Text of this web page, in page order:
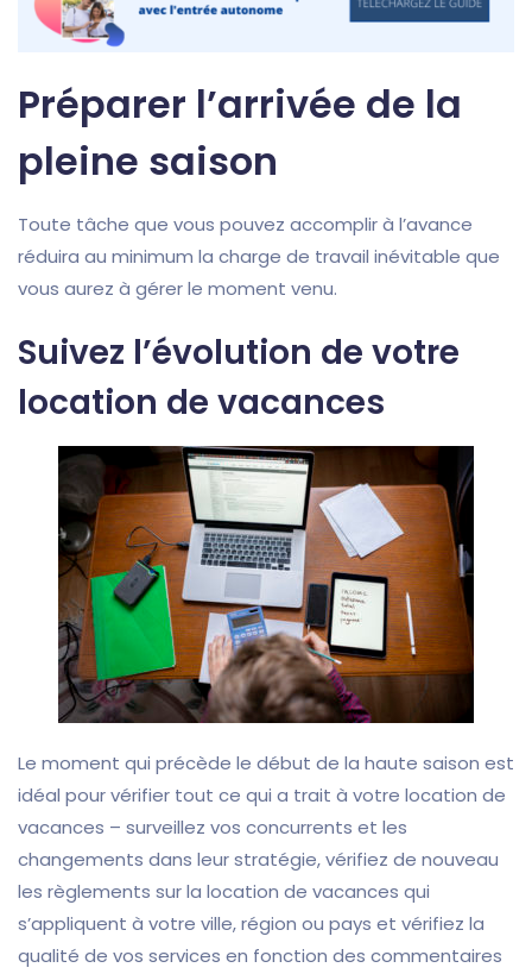
Préparer l’arrivée de la
pleine saison
Toute tâche que vous pouvez accomplir à l’avance
réduira au minimum la charge de travail inévitable que
vous aurez à gérer le moment venu.
Suivez l’évolution de votre
location de vacances
Le moment qui précède le début de la haute saison est
idéal pour vérifier tout ce qui a trait à votre location de
vacances – surveillez vos concurrents et les
changements dans leur stratégie, vérifiez de nouveau
les règlements sur la location de vacances qui
s’appliquent à votre ville, région ou pays et vérifiez la
qualité de vos services en fonction des commentaires